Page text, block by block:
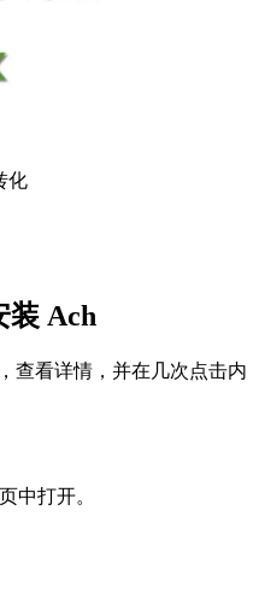
化
装 Ach
查看详情，并在几次点击内
中打开。